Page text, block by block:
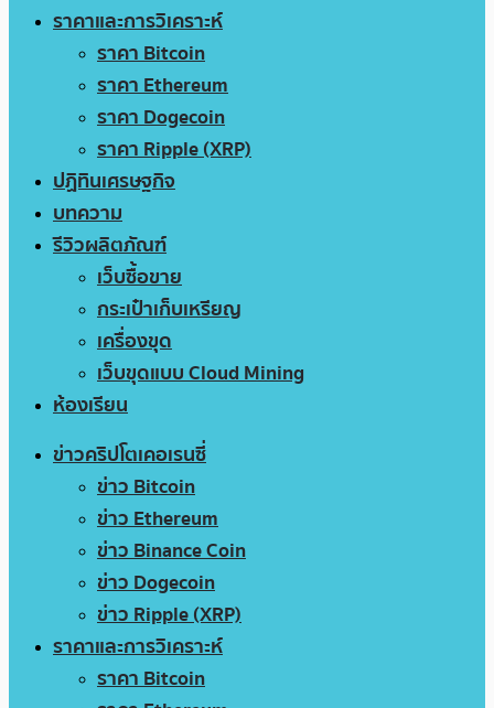
ราคาและการวิเคราะห์
ราคา Bitcoin
ราคา Ethereum
ราคา Dogecoin
ราคา Ripple (XRP)
ปฏิทินเศรษฐกิจ
บทความ
รีวิวผลิตภัณฑ์
เว็บซื้อขาย
กระเป๋าเก็บเหรียญ
เครื่องขุด
เว็บขุดแบบ Cloud Mining
ห้องเรียน
ข่าวคริปโตเคอเรนซี่
ข่าว Bitcoin
ข่าว Ethereum
ข่าว Binance Coin
ข่าว Dogecoin
ข่าว Ripple (XRP)
ราคาและการวิเคราะห์
ราคา Bitcoin